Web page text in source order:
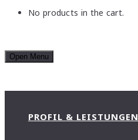
No products in the cart.
Open Menu
PROFIL & LEISTUNGEN